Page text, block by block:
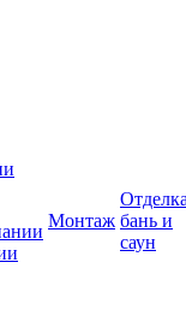
Монтаж бань и
саун